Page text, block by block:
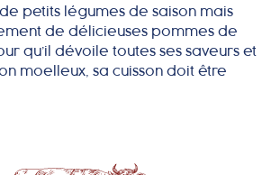
petits légumes de saison mais
de délicieuses pommes de
qu’il dévoile toutes ses saveurs et
moelleux, sa cuisson doit être